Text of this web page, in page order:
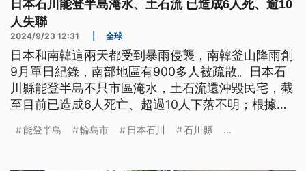
日本石川能登半島淹水、土石流 已造成6人死、逾10
人失聯
2024/9/23 12:31 全球
日本和南韓這兩天都受到暴雨侵襲，南韓釜山降雨創
9月單日紀錄，南部地區有900多人被疏散。日本石
川縣能登半島不只市區淹水，土石流還沖毀民宅，截
至目前已造成6人死亡、超過10人下落不明；根據統
洲市也觀測到近400毫米，都是9月平均降雨量的兩
能登半島 輪島市 日本石川 石川縣 ...